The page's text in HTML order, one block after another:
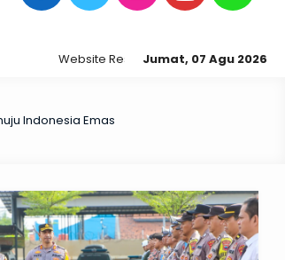
Jumat, 07 Agu 2026
Website Resmi Kepolisian Resor Tegal Kota
Indonesia Emas